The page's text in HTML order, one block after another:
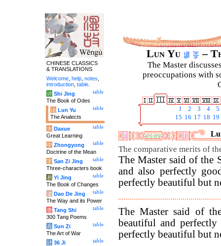
Lun Yu –
The Master
preoccupations with
1 2 3 4
5
15 16 17 18 19
The comparative merits of
The Master said of the
and also perfectly
perfectly beautiful but
The Master said of
beautiful and
perfectly beautiful but
CHINESE CLASSICS
& TRANSLATIONS
Welcome help notes
introduction table
table
诗 Shi Jing
The Book of Odes
table
论 Lun Yu
The Analects
table
大 Daxue
Great Learning
table
中 Zhongyong
Doctrine of the Mean
table
字 San Zi Jing
Three-characters book
table
易 Yi Jing
The Book of Changes
table
道 Dao De Jing
The Way and its Power
table
唐 Tang Shi
300 Tang Poems
table
兵 Sun Zi
The Art of War
table
计 36 Ji